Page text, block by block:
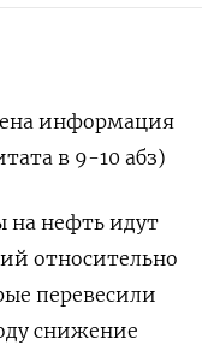
информация
в 9-10 абз)
на нефть идут
относительно
перевесили
снижение